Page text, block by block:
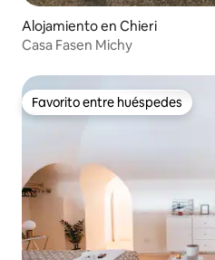
Alojamiento en Chieri
Casa Fasen Michy
Favorito entre huéspedes
Favorito entre huéspedes